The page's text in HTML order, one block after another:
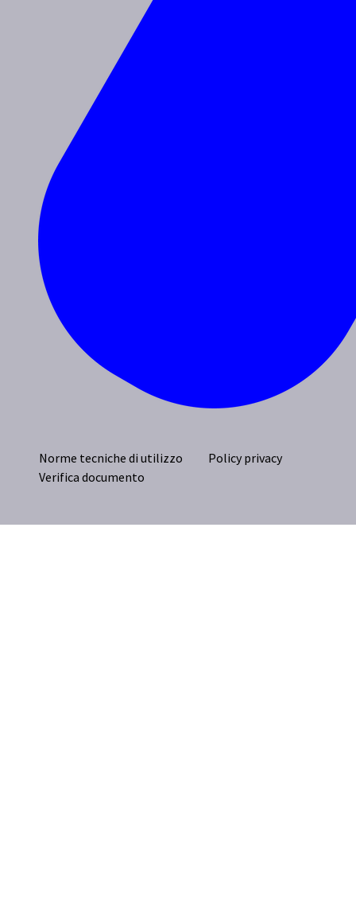
Norme tecniche di utilizzo
Policy privacy
Verifica documento